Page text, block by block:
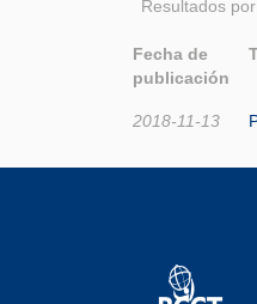
Resultados
Fecha de
publicación
2018-11-13